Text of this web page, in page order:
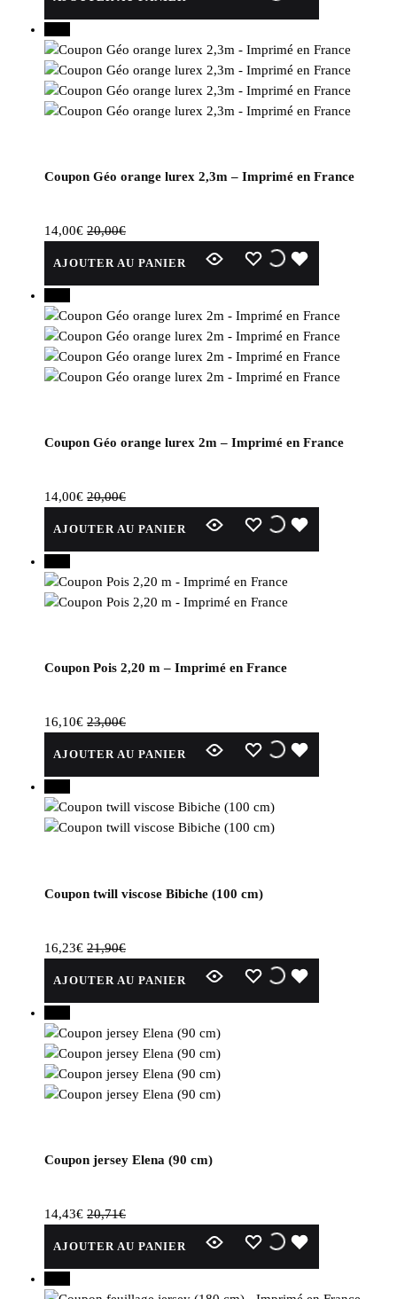
produit
Coupon Géo orange lurex 2,3m – Imprimé en France
14,00€ 20,00€
AJOUTER AU PANIER WISHLIST
WISHLIST
Coupon Géo orange lurex 2m – Imprimé en France
14,00€ 20,00€
AJOUTER AU PANIER WISHLIST
WISHLIST
Coupon Pois 2,20 m – Imprimé en France
16,10€ 23,00€
AJOUTER AU PANIER WISHLIST
WISHLIST
Coupon twill viscose Bibiche (100 cm)
16,23€ 21,90€
AJOUTER AU PANIER WISHLIST
WISHLIST
Coupon jersey Elena (90 cm)
14,43€ 20,71€
AJOUTER AU PANIER WISHLIST
WISHLIST